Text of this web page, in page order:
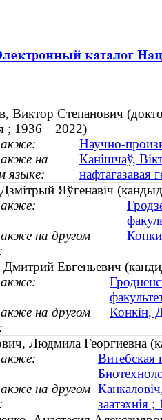
Виктор Степанович
; 1936—2022)
Научно-
на
языке:
Канішчаў,
нафтагазавая
Яўгенавіч
на другом
Евгеньевич
на другом
Конкін,
Людмила Георгиевна
Витебская
на другом
заатэхнія